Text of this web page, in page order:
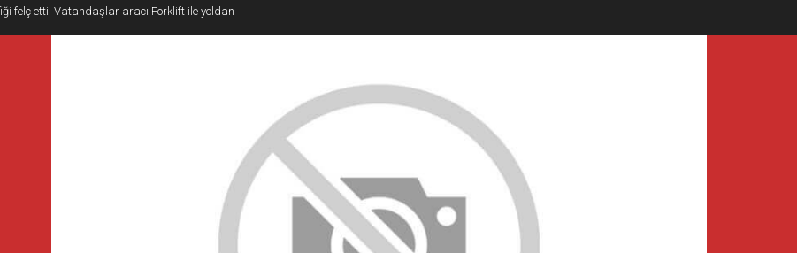
felç etti! Vatandaşlar aracı Forklift ile yoldan